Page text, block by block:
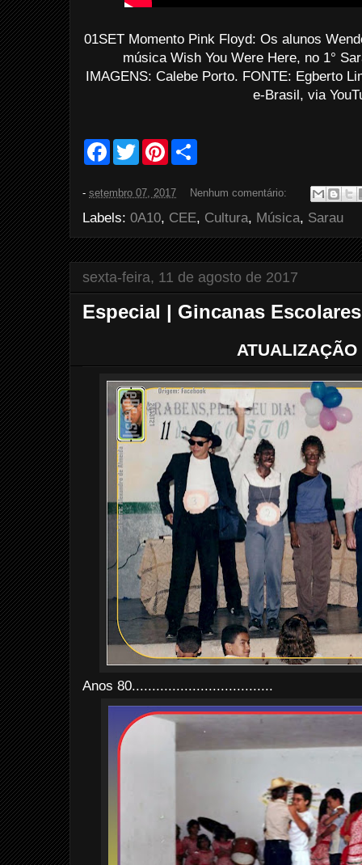
01SET Momento Pink Floyd: Os alunos
música Wish You Were Here, no 1°
IMAGENS: Calebe Porto. FONTE: Egberto
e-Brasil, via
F
b
o
k
T
w
t
r
P
e
e
s
t
e
- setembro 07, 2017 Nenhum comentário:
Labels: 0A10, CEE, Cultura, Música, Sarau
sexta-feira, 11 de agosto de 2017
Especial | Gincanas
ATUALIZAÇÃO
Anos 80...................................